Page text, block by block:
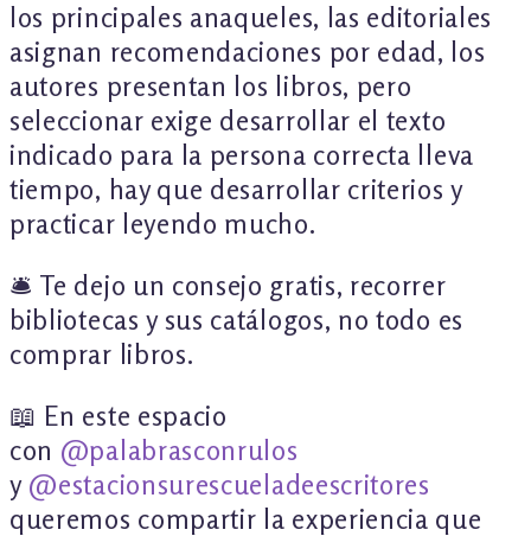
los principales anaqueles, las editoriales
asignan recomendaciones por edad, los
autores presentan los libros, pero
seleccionar exige desarrollar el texto
indicado para la persona correcta lleva
tiempo, hay que desarrollar criterios y
practicar leyendo mucho.
🛎️ Te dejo un consejo gratis, recorrer
bibliotecas y sus catálogos, no todo es
comprar libros.
📖 En este espacio
con @palabrasconrulos
y @estacionsurescueladeescritores
queremos compartir la experiencia que